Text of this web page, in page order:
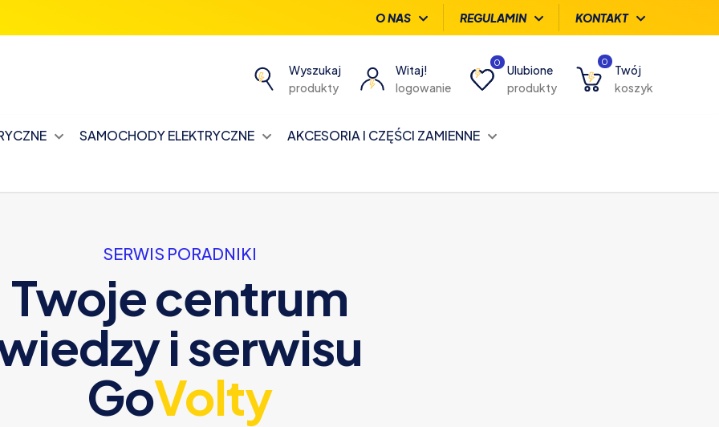
O NAS REGULAMIN KONTAKT
Wyszukaj
produkty
Witaj!
logowanie
0
Ulubione
produkty
0
Twój
koszyk
SAMOCHODY ELEKTRYCZNE AKCESORIA I CZĘŚCI ZAMIENNE
SERWIS PORADNIKI
Twoje centrum
i serwisu
GoVolty